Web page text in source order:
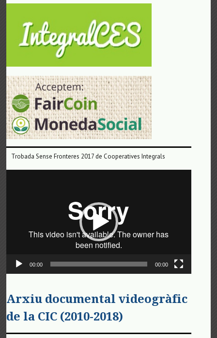
Trobada Sense Fronteres 2017 de Cooperatives Integrals
00:00 00:00
Arxiu documental videogràfic
de la CIC (2010-2018)